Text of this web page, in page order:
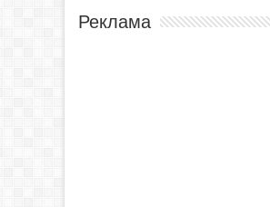
Реклама